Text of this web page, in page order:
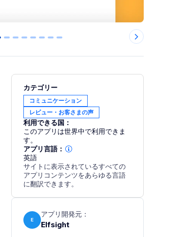
1 2 3 4 5 6 7
カテゴリー
コミュニケーション
レビュー・お客さまの声
利用できる国：
このアプリは世界中で利用できま
す。
アプリ言語：
英語
サイトに表示されているすべての
アプリコンテンツをあらゆる言語
に翻訳できます。
E
アプリ開発元：
Elfsight